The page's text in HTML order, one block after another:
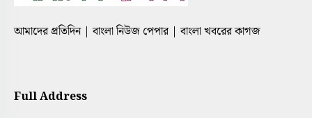
আমাদের প্রতিদিন | বাংলা নিউজ পেপার | বাংলা খবরের কাগজ
Full Address